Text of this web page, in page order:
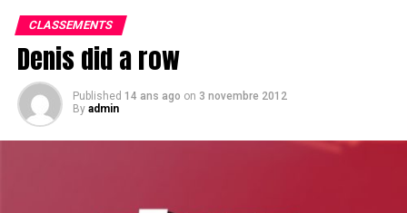
CLASSEMENTS
Denis did a row
Published 14 ans ago on 3 novembre 2012
By admin